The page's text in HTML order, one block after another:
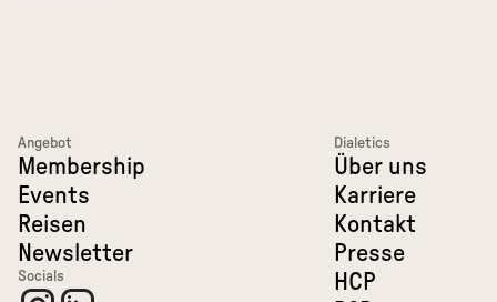
Angebot
Membership
Events
Reisen
Newsletter
Socials
Dialetics
Über uns
Karriere
Kontakt
Presse
HCP